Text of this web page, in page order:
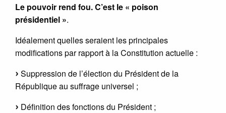
Le pouvoir rend fou. C’est le « poison
présidentiel ».
Idéalement quelles seraient les principales
modifications par rapport à la Constitution actuelle :
Suppression de l’élection du Président de la
République au suffrage universel ;
Définition des fonctions du Président ;